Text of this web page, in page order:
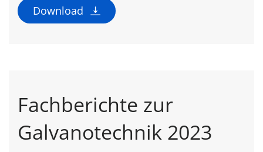
Download
Fachberichte zur
Galvanotechnik 2023